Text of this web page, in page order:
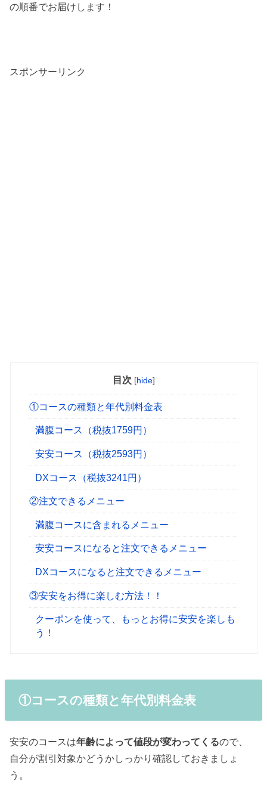
の順番でお届けします！
スポンサーリンク
目次 [hide]
①コースの種類と年代別料金表
満腹コース（税抜1759円）
安安コース（税抜2593円）
DXコース（税抜3241円）
②注文できるメニュー
満腹コースに含まれるメニュー
安安コースになると注文できるメニュー
DXコースになると注文できるメニュー
③安安をお得に楽しむ方法！！
クーポンを使って、もっとお得に安安を楽しも
う！
①コースの種類と年代別料金表
安安のコースは年齢によって値段が変わってくるので、
自分が割引対象かどうかしっかり確認しておきましょ
う。